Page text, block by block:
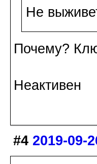
Не
Почему?
Неактивен
#4 2019-09-